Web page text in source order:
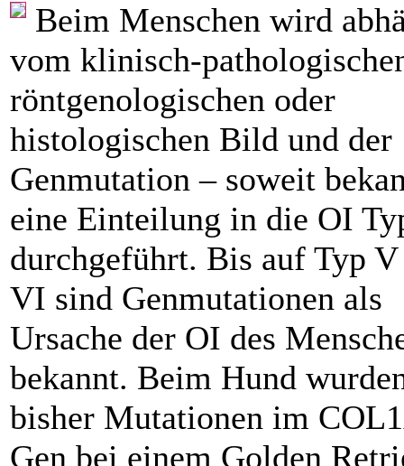
Beim Menschen wird
vom klinisch-
röntgenologischen oder
histologischen Bild und der
Genmutation – soweit
eine Einteilung in die OI
durchgeführt. Bis auf Typ
VI sind Genmutationen als
Ursache der OI des
bekannt. Beim Hund
bisher Mutationen im
Gen bei einem Golden